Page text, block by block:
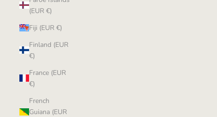
(EUR €)
Fiji (EUR €)
Finland (EUR
€)
France (EUR
€)
French
Guiana (EUR